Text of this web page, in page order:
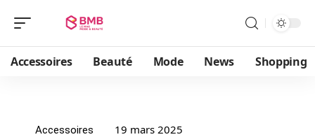
Accessoires Beauté Mode News Shopping
Accessoires 19 mars 2025